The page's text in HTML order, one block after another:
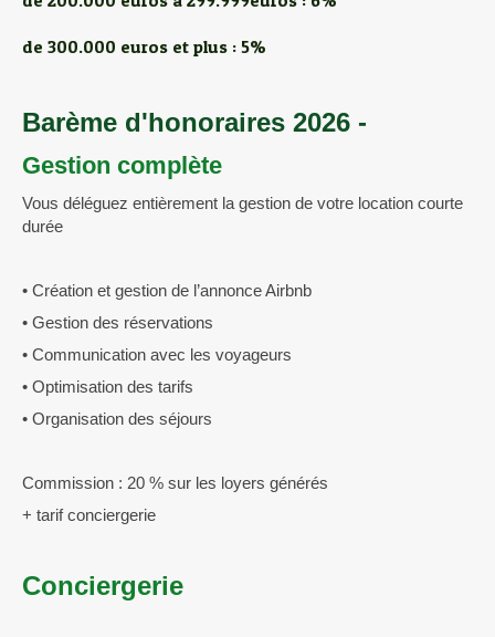
de 300.000 euros et plus : 5%
Barème d'honoraires 2026 -
Gestion complète
Vous déléguez entièrement la gestion de votre location courte
durée
• Création et gestion de l’annonce Airbnb
• Gestion des réservations
• Communication avec les voyageurs
• Optimisation des tarifs
• Organisation des séjours
Commission : 20 % sur les loyers générés
+ tarif conciergerie
Conciergerie